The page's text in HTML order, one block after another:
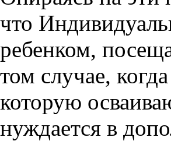
что
ребенком,
том случае,
которую
нуждается в